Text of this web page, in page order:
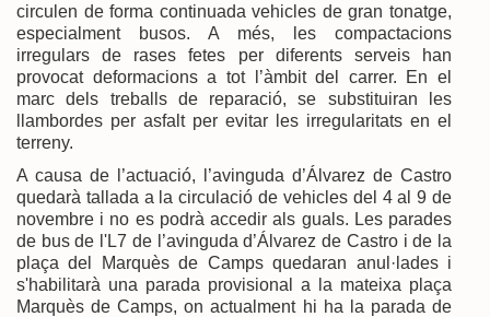
circulen de forma continuada vehicles de gran tonatge,
especialment busos. A més, les compactacions
irregulars de rases fetes per diferents serveis han
provocat deformacions a tot l’àmbit del carrer. En el
marc dels treballs de reparació, se substituiran les
llambordes per asfalt per evitar les irregularitats en el
terreny.
A causa de l’actuació, l’avinguda d’Álvarez de Castro
quedarà tallada a la circulació de vehicles del 4 al 9 de
novembre i no es podrà accedir als guals. Les parades
de bus de l'L7 de l’avinguda d’Álvarez de Castro i de la
plaça del Marquès de Camps quedaran anul·lades i
s'habilitarà una parada provisional a la mateixa plaça
Marquès de Camps, on actualment hi ha la parada de